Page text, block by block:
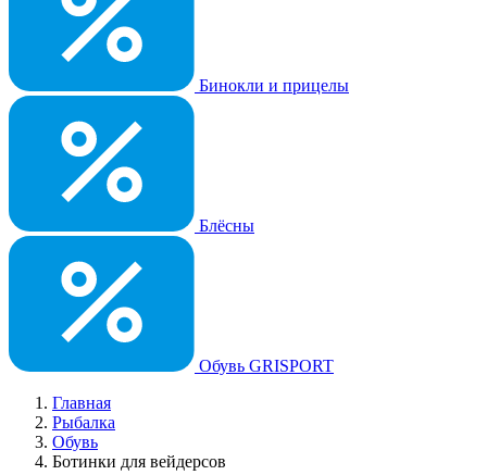
Бинокли и прицелы
Блёсны
Обувь GRISPORT
Главная
Рыбалка
Обувь
Ботинки для вейдерсов